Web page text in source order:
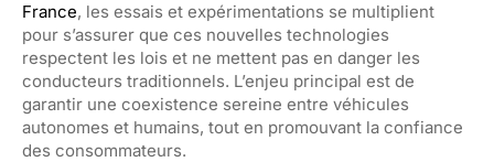
France, les essais et expérimentations se multiplient
pour s’assurer que ces nouvelles technologies
respectent les lois et ne mettent pas en danger les
conducteurs traditionnels. L’enjeu principal est de
garantir une coexistence sereine entre véhicules
autonomes et humains, tout en promouvant la confiance
des consommateurs.